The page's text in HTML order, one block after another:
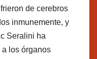
de cerebros
inmunemente, y
Seralini ha
los órganos